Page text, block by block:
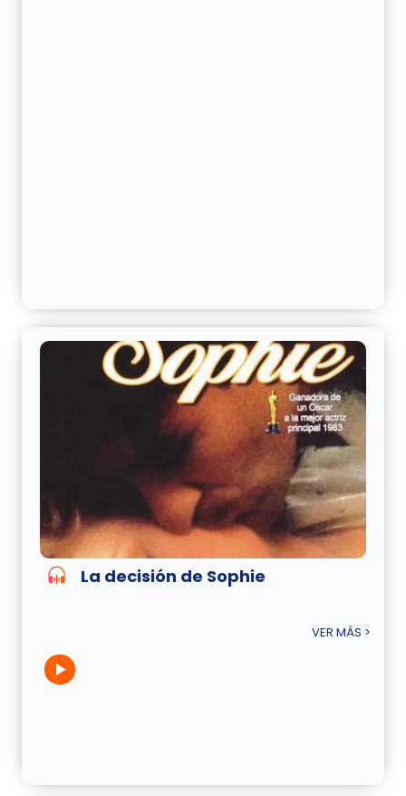
La decisión de Sophie
VER MÁS >